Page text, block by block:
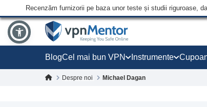
Recenzăm furnizorii pe baza unor teste și studii riguroase,
BlogCel mai bun VPN Instrumente
Despre noi Michael Dagan